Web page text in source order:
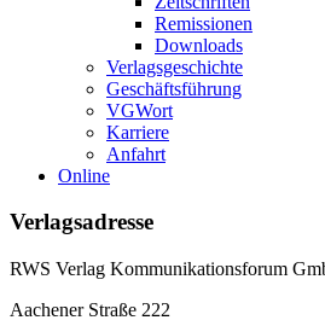
Remissionen
Downloads
Verlagsgeschichte
Geschäftsführung
VGWort
Karriere
Anfahrt
Online
Verlagsadresse
RWS Verlag Kommunikationsforum
Aachener Straße 222